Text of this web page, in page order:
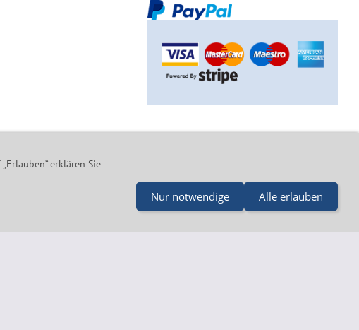
0 - mail@merz-drucklufttechnik.de
erklären Sie
Nur notwendige Alle erlauben